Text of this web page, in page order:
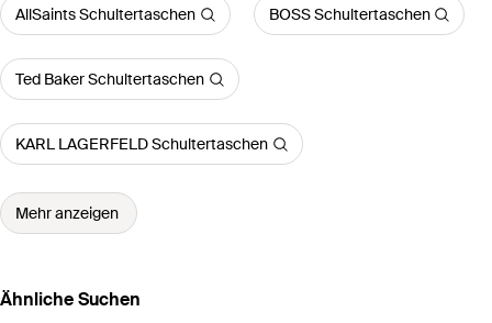
AllSaints Schultertaschen BOSS Schultertaschen
Ted Baker Schultertaschen
KARL LAGERFELD Schultertaschen
Mehr anzeigen
Ähnliche Suchen